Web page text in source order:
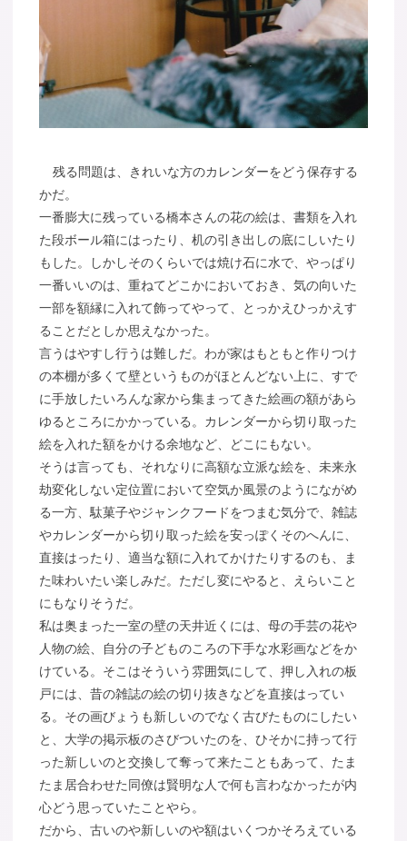
残る問題は、きれいな方のカレンダーをどう保存する
かだ。
一番膨大に残っている橋本さんの花の絵は、書類を入れ
た段ボール箱にはったり、机の引き出しの底にしいたり
もした。しかしそのくらいでは焼け石に水で、やっぱり
一番いいのは、重ねてどこかにおいておき、気の向いた
一部を額縁に入れて飾ってやって、とっかえひっかえす
ることだとしか思えなかった。
言うはやすし行うは難しだ。わが家はもともと作りつけ
の本棚が多くて壁というものがほとんどない上に、すで
に手放したいろんな家から集まってきた絵画の額があら
ゆるところにかかっている。カレンダーから切り取った
絵を入れた額をかける余地など、どこにもない。
そうは言っても、それなりに高額な立派な絵を、未来永
劫変化しない定位置において空気か風景のようにながめ
る一方、駄菓子やジャンクフードをつまむ気分で、雑誌
やカレンダーから切り取った絵を安っぽくそのへんに、
直接はったり、適当な額に入れてかけたりするのも、ま
た味わいたい楽しみだ。ただし変にやると、えらいこと
にもなりそうだ。
私は奥まった一室の壁の天井近くには、母の手芸の花や
人物の絵、自分の子どものころの下手な水彩画などをか
けている。そこはそういう雰囲気にして、押し入れの板
戸には、昔の雑誌の絵の切り抜きなどを直接はってい
る。その画びょうも新しいのでなく古びたものにしたい
と、大学の掲示板のさびついたのを、ひそかに持って行
った新しいのと交換して奪って来たこともあって、たま
たま居合わせた同僚は賢明な人で何も言わなかったが内
心どう思っていたことやら。
だから、古いのや新しいのや額はいくつかそろえている